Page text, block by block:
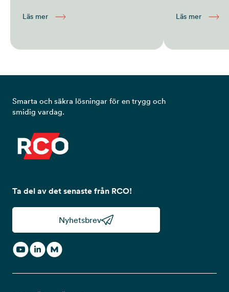
Läs mer Läs mer
Ta del av det senaste från RCO!
Nyhetsbrev
Smarta och säkra lösningar för en trygg och
smidig vardag.